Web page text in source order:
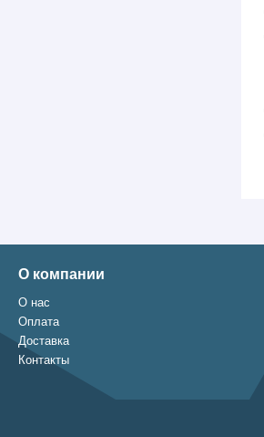
О компании
О нас
Оплата
Доставка
Контакты